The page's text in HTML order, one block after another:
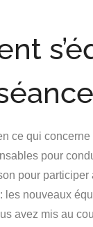
ce qui
pour
pour
les nouveaux
avez mis au